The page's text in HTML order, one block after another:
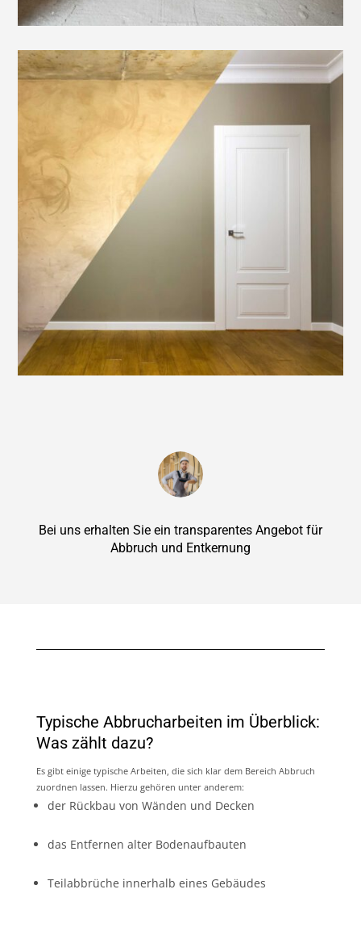
Bei uns erhalten Sie ein transparentes Angebot für
Abbruch und Entkernung
Typische Abbrucharbeiten im Überblick:
Was zählt dazu?
Es gibt einige typische Arbeiten, die sich klar dem Bereich Abbruch
zuordnen lassen. Hierzu gehören unter anderem:
der Rückbau von Wänden und Decken
das Entfernen alter Bodenaufbauten
Teilabbrüche innerhalb eines Gebäudes